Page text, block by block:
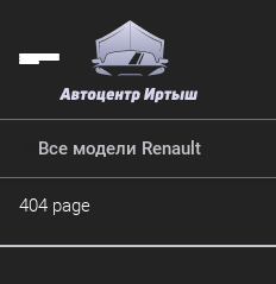
Все модели Renault
404 page